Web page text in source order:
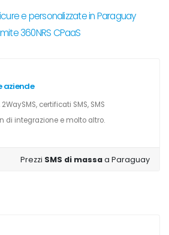
e personalizzate in Paraguay
360NRS CPaaS
aziende
certificati SMS, SMS
di integrazione e molto altro.
Prezzi SMS di massaa Paraguay